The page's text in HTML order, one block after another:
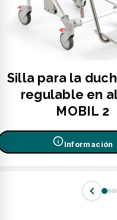
Silla para la
regulable en
MOBIL 2
Información